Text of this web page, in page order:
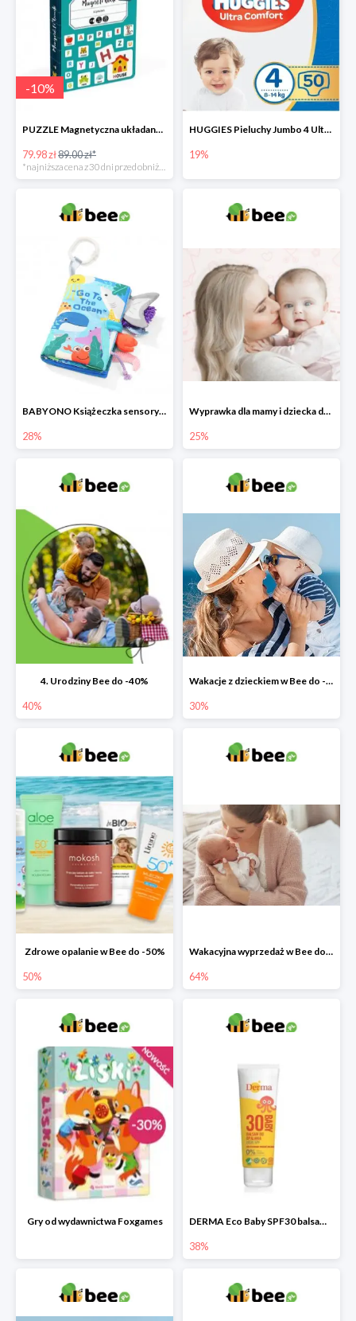
-10%
PUZZLE Magnetyczna układanka Alfabet
79.98 zł89.00 zł*
HUGGIES Pieluchy Jumbo 4 Ultra Comfort -19%
19%
BABYONO Książeczka sensoryczna Go To The Ocean -28%
28%
Wyprawka dla mamy i dziecka do -25%
25%
4. Urodziny Bee do -40%
40%
Wakacje z dzieckiem w Bee do -30%
30%
Zdrowe opalanie w Bee do -50%
50%
Wakacyjna wyprzedaż w Bee do -64%
64%
Gry od wydawnictwa Foxgames DERMA Eco Baby SPF30 balsam przeciwsłoneczny dla dzieci
38%